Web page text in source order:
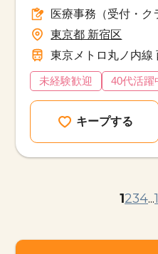
医療事務（受付・ク
東京都 新宿区
東京メトロ丸ノ内線
未経験歓迎 40代活躍
キープする
1234...